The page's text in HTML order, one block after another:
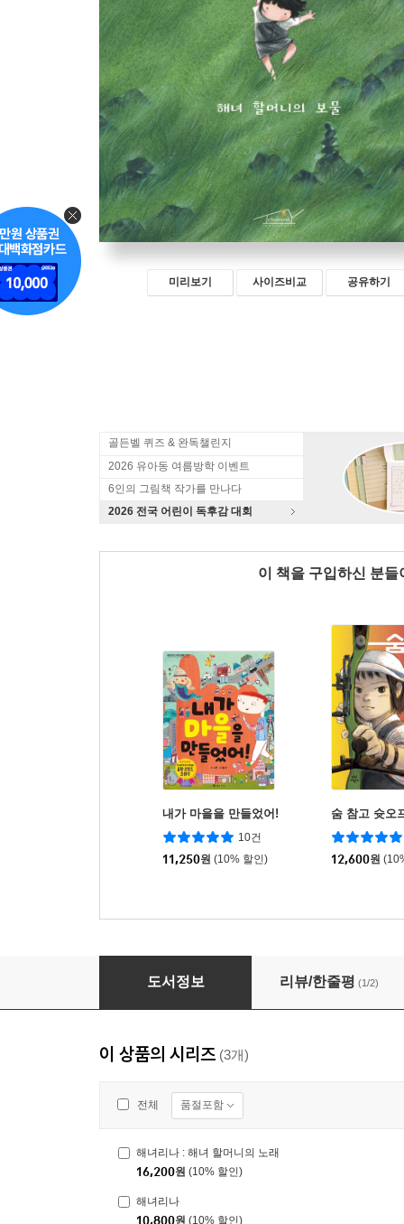
미리보기 사이즈비교 공유하기
골든벨 퀴즈 & 완독챌린지
2026 유아동 여름방학 이벤트
6인의 그림책 작가를 만나다
2026 전국 어린이 독후감 대회
이 책을 구입하신 분
내가 마을을 만들었어!
10건
11,250원 (10% 할인)
숨 참고 슛오
12,600원
해녀리나 : 해녀 할머니의 보물
도서정보 리뷰/한줄평 (1/2)
이 상품의 시리즈 (3개)
전체 품절포함
해녀리나 : 해녀 할머니의 노래
16,200원 (10% 할인)
해녀리나
10,800원 (10% 할인)